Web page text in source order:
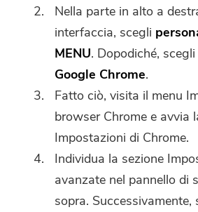
Nella parte in alto a
interfaccia, scegli
MENU. Dopodiché, scegli
Google Chrome.
Fatto ciò, visita il menu
browser Chrome e avvia
Impostazioni di Chrome.
Individua la sezione
avanzate nel pannello di
sopra. Successivamente,